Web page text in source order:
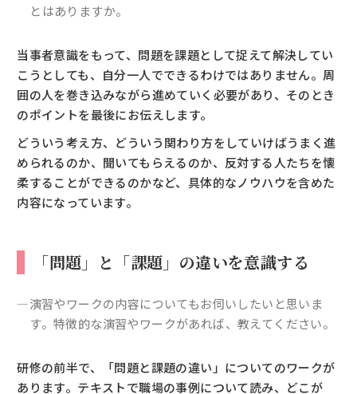
とはありますか。
当事者意識をもって、問題を課題として捉えて解決してい
こうとしても、自分一人でできるわけではありません。周
囲の人を巻き込みながら進めていく必要があり、そのとき
のポイントを最後にお伝えします。
どういう考え方、どういう関わり方をしていけばうまく進
められるのか、聞いてもらえるのか、反対する人たちを懐
柔することができるのかなど、具体的なノウハウを含めた
内容になっています。
「問題」と「課題」の違いを意識する
―演習やワークの内容についてもお伺いしたいと思いま
す。特徴的な演習やワークがあれば、教えてください。
研修の前半で、「問題と課題の違い」についてのワークが
あります。テキストで職場の事例について読み、どこが